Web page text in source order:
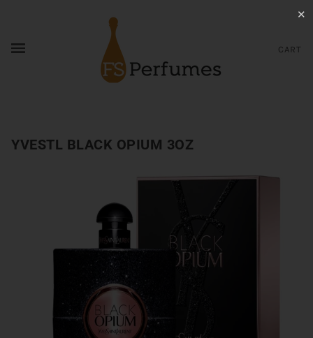
CART
YVESTL BLACK OPIUM 3OZ
✕